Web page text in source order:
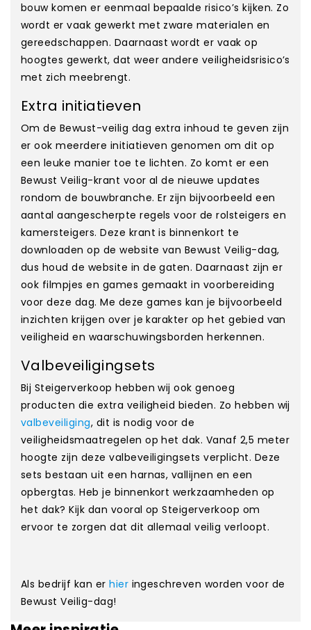
bouw komen er eenmaal bepaalde risico’s kijken. Zo
wordt er vaak gewerkt met zware materialen en
gereedschappen. Daarnaast wordt er vaak op
hoogtes gewerkt, dat weer andere veiligheidsrisico’s
met zich meebrengt.
Extra initiatieven
Om de Bewust-veilig dag extra inhoud te geven zijn
er ook meerdere initiatieven genomen om dit op
een leuke manier toe te lichten. Zo komt er een
Bewust Veilig-krant voor al de nieuwe updates
rondom de bouwbranche. Er zijn bijvoorbeeld een
aantal aangescherpte regels voor de rolsteigers en
kamersteigers. Deze krant is binnenkort te
downloaden op de website van Bewust Veilig-dag,
dus houd de website in de gaten. Daarnaast zijn er
ook filmpjes en games gemaakt in voorbereiding
voor deze dag. Me deze games kan je bijvoorbeeld
inzichten krijgen over je karakter op het gebied van
veiligheid en waarschuwingsborden herkennen.
Valbeveiligingsets
Bij Steigerverkoop hebben wij ook genoeg
producten die extra veiligheid bieden. Zo hebben wij
valbeveiliging, dit is nodig voor de
veiligheidsmaatregelen op het dak. Vanaf 2,5 meter
hoogte zijn deze valbeveiligingsets verplicht. Deze
sets bestaan uit een harnas, vallijnen en een
opbergtas. Heb je binnenkort werkzaamheden op
het dak? Kijk dan vooral op Steigerverkoop om
ervoor te zorgen dat dit allemaal veilig verloopt.
Als bedrijf kan erhier ingeschreven worden voor de
Bewust Veilig-dag!